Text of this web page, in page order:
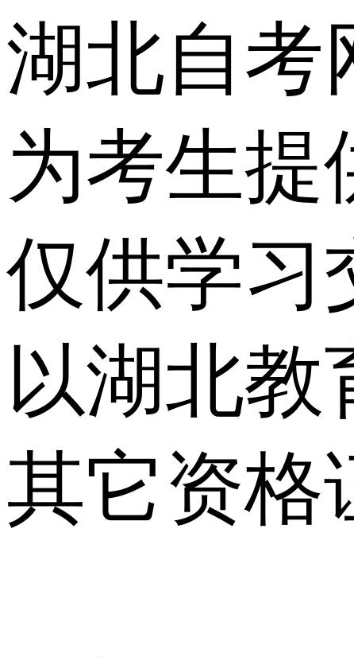
湖北自考
为考生提
仅供学习
以湖北教
其它资格